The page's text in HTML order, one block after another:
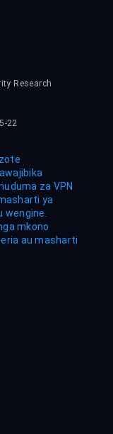
Research
22
za VPN
ya
wengine.
mkono
au masharti